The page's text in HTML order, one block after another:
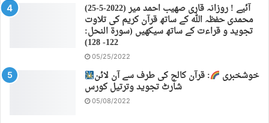
(25-5-2022) آئیے ! روزانہ قاری صهیب احمد میر
محمدی حفظہ اللہ کے ساتھ قرآن کریم کی تلاوت
تجوید و قراءت کے ساتھ سیکھیں (سورة النحل:
122- 128)
05/25/2022
خوشخبری : قرآن کالج کی طرف سے آن لائن
شارٹ تجوید وترتیل کورس
05/08/2022